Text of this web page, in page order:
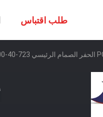
طلب اقتباس